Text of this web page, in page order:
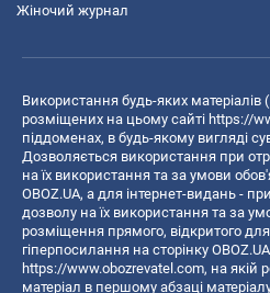
Жіночий журнал
Використання будь-яких матеріалів
розміщених на цьому сайті https://
піддоменах, в будь-якому вигляді
Дозволяється використання при
на їх використання та за умови
OBOZ.UA, а для інтернет-видань -
дозволу на їх використання та за
розміщення прямого, відкритого
гіперпосилання на сторінку
https://www.obozrevatel.com, на якій
матеріал в першому абзаці